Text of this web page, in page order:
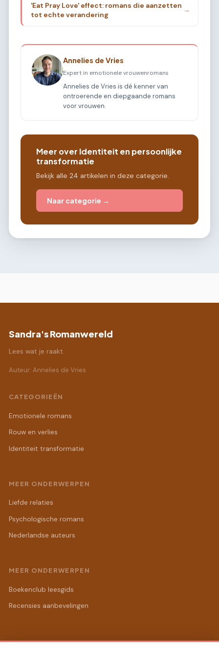
'Eat Pray Love' effect: romans die aanzetten
tot echte verandering
→
Annelies de Vries
Expert in emotionele vrouwenromans
Annelies de Vries is dé kenner van
ontroerende en diepgaande romans
voor vrouwen.
Meer over Identiteit en persoonlijke
transformatie
Bekijk alle 24 artikelen in deze categorie.
Naar categorie →
Sandra's Romanwereld
Lees wat je raakt.
Auteur: Annelies de Vries
CATEGORIEËN
Emotionele romans
Rouw en verlies
Identiteit transformatie
MEER ONDERWERPEN
Liefde relaties
Psychologische romans
Nederlandse auteurs
MEER ONDERWERPEN
Boekenclub leesgids
Recensies aanbevelingen